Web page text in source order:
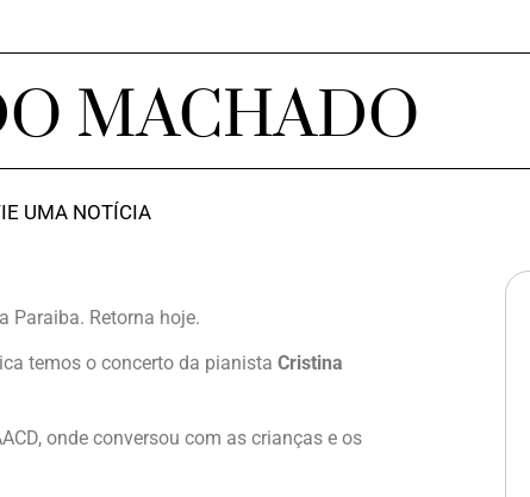
MACHADO
UMA NOTÍCIA
Paraiba. Retorna hoje.
temos o concerto da pianista Cristina
onde conversou com as crianças e os